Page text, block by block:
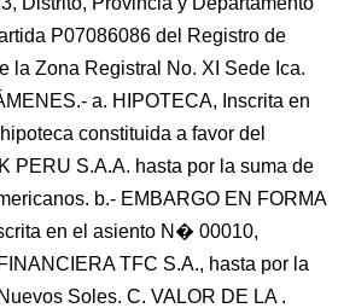
P07086086 del Registro de
la Zona Registral No. XI Sede Ica.
a. HIPOTECA, Inscrita en
constituida a favor del
PERU S.A.A. hasta por la suma de
b.- EMBARGO EN FORMA
en el asiento N� 00010,
TFC S.A., hasta por la
Soles. C. VALOR DE LA .